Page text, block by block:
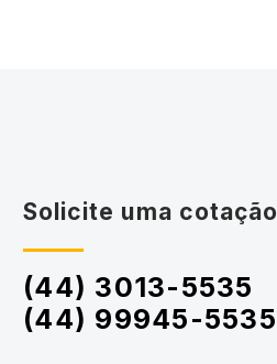
Solicite uma cotação
(44) 3013-5535
(44) 99945-5535